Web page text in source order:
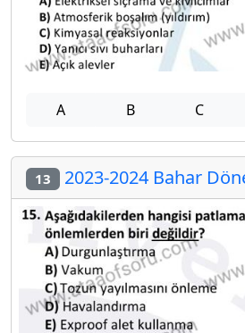
A B C
13 2023-2024 Bahar